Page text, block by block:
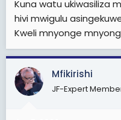
Kuna watu ukiwasiliza
hivi mwigulu
Kweli mnyonge
Mfikirishi
JF-Expert